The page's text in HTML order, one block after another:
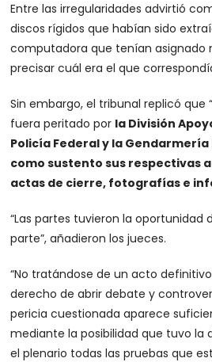
Entre las irregularidades advirtió
discos rígidos que habían sido
computadora que tenían asignado
precisar cuál era el que
Sin embargo, el tribunal replicó que
fuera peritado por la División
Policía Federal y la
como sustento sus respectivas
actas de cierre, fotografías e
“Las partes tuvieron la oportunidad
parte”, añadieron los jueces.
“No tratándose de un acto
derecho de abrir debate y
pericia cuestionada aparece
mediante la posibilidad que tuvo la
el plenario todas las pruebas que